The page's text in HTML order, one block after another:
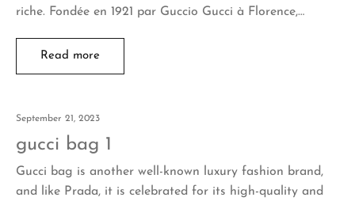
riche. Fondée en 1921 par Guccio Gucci à Florence,…
Read more
September 21, 2023
gucci bag 1
Gucci bag is another well-known luxury fashion brand,
and like Prada, it is celebrated for its high-quality and